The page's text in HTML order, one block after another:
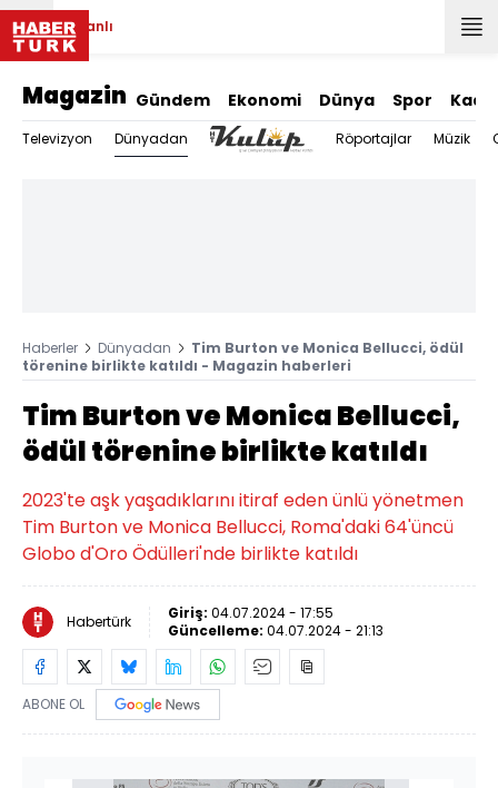
Canlı
Magazin Gündem Ekonomi Dünya Spor
Televizyon Dünyadan Röportajlar Müzik
Haberler Dünyadan
Tim Burton ve Monica Bellucci, ödül
törenine birlikte katıldı - Magazin haberleri
Tim Burton ve Monica Bellucci,
ödül törenine birlikte katıldı
2023'te aşk yaşadıklarını itiraf eden ünlü yönetmen
Tim Burton ve Monica Bellucci, Roma'daki 64'üncü
Globo d'Oro Ödülleri'nde birlikte katıldı
Habertürk Giriş: 04.07.2024 - 17:55
Güncelleme: 04.07.2024 - 21:13
ABONE OL